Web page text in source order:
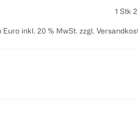
1 Stk
Euro inkl. 20 % MwSt. zzgl.